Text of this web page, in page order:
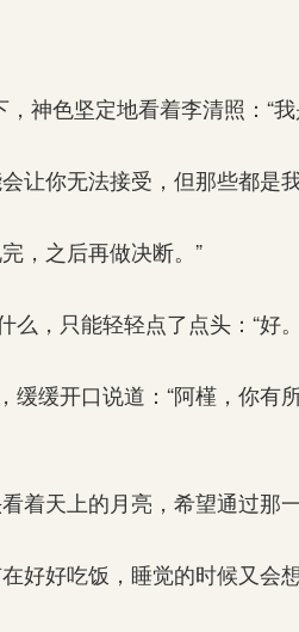
神色坚定地看着李清照：“我
让你无法接受，但那些都是
，之后再做决断。”
，只能轻轻点了点头：“好
缓开口说道：“阿槿，你有
着天上的月亮，希望通过那
好好吃饭，睡觉的时候又会